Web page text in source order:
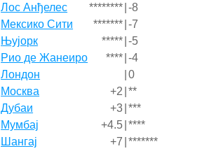
Лос Анђелес ******** -8
Мексико Сити
******* -7
Њујорк
***** -5
Рио де Жанеиро
**** -4
Лондон
0
Москва
+2 **
Дубаи
+3 ***
Мумбај
+4.5 ****
Шангај
+7 *******